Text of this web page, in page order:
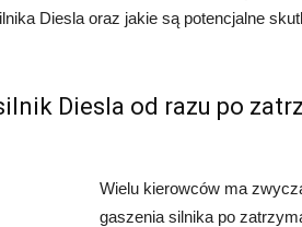
Diesla oraz jakie są potencjalne
Diesla od razu po
Wielu kierowców ma
gaszenia silnika po